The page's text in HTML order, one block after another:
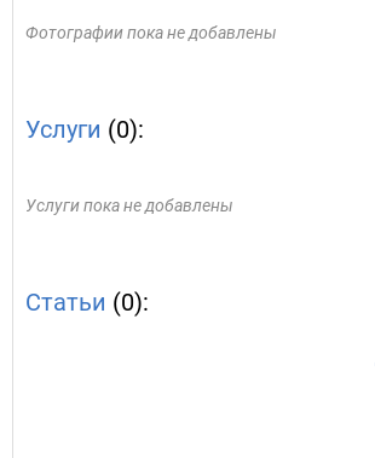
Фотографии пока не добавлены
Услуги (0):
Услуги пока не добавлены
Статьи (0):